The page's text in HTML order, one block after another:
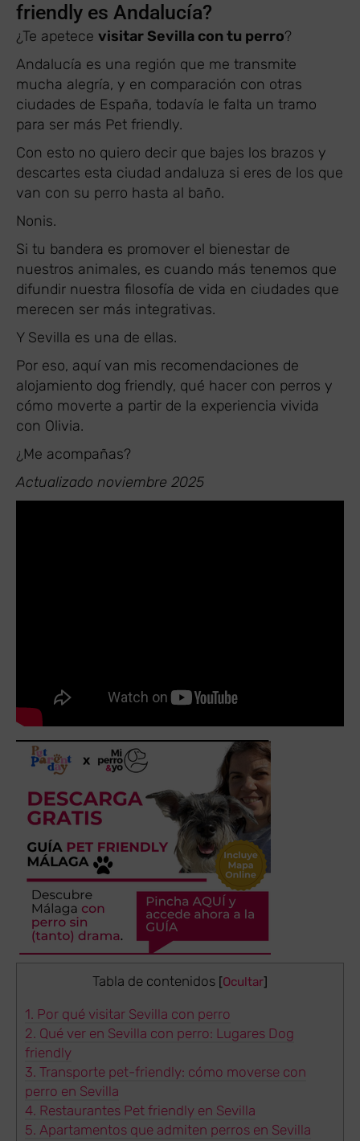
friendly es Andalucía?
¿Te apetece visitar Sevilla con tu perro?
Andalucía es una región que me transmite
mucha alegría, y en comparación con otras
ciudades de España, todavía le falta un tramo
para ser más Pet friendly.
Con esto no quiero decir que bajes los brazos y
descartes esta ciudad andaluza si eres de los que
van con su perro hasta al baño.
Nonis.
Si tu bandera es promover el bienestar de
nuestros animales, es cuando más tenemos que
difundir nuestra filosofía de vida en ciudades que
merecen ser más integrativas.
Y Sevilla es una de ellas.
Por eso, aquí van mis recomendaciones de
alojamiento dog friendly, qué hacer con perros y
cómo moverte a partir de la experiencia vivida
con Olivia.
¿Me acompañas?
Actualizado noviembre 2025
Tabla de contenidos [Ocultar]
1. Por qué visitar Sevilla con perro
2. Qué ver en Sevilla con perro: Lugares Dog
friendly
3. Transporte pet-friendly: cómo moverse con
perro en Sevilla
4. Restaurantes Pet friendly en Sevilla
5. Apartamentos que admiten perros en Sevilla